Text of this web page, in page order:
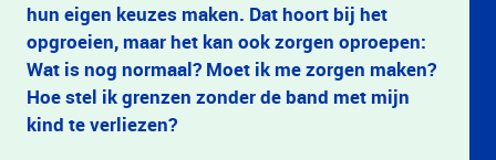
hun eigen keuzes maken. Dat hoort bij het
opgroeien, maar het kan ook zorgen oproepen:
Wat is nog normaal? Moet ik me zorgen maken?
Hoe stel ik grenzen zonder de band met mijn
kind te verliezen?